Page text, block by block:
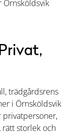
Örnsköldsvik
trädgårdsrens
i Örnsköldsvik
privatpersoner,
rätt storlek och